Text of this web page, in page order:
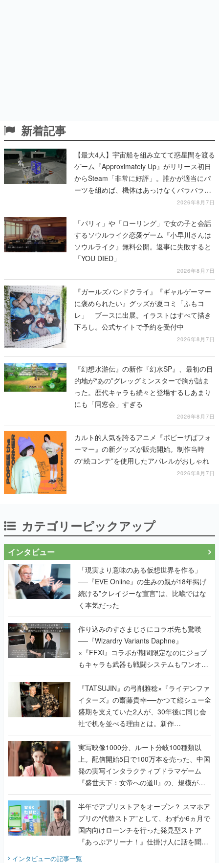
新着記事
【最大4人】宇宙船を組み立てて惑星間を渡る
ゲーム『Approximately Up』がリリース初日
からSteam「非常に好評」。誰かが適当にパ
ーツを組めば、機体はあっけなくバラバラに
2026年8月7日
「パリィ」や「ローリング」で女の子と会話
するソウルライク恋愛ゲーム『小早川さんは
ソウルライク』無料公開。返事に失敗すると
「YOU DIED」
2026年8月7日
『ガールズバンドクライ』『ギャルゲーマー
に褒められたい』グッズが夏コミ「ふもコ
レ」 ブースに出展。イラストはすべて描き
下ろし。公式サイトで予約を受付中
2026年8月7日
『幻想水滸伝』の新作『幻水SP』、最初の目
的地が“あの”グレッグミンスターで胸が詰ま
った。歴代キャラも続々と登場するしあまり
にも「同窓会」すぎる
2026年8月7日
カルト的人気を誇るアニメ『ポピーザぱフォ
ーマー』の新グッズが販売開始。制作当時
の“絵コンテ”を使用したアパレルがおしゃれ
2026年8月7日
カテゴリーピックアップ
インタビュー
「現実より意味のある仮想世界を作る」
──『EVE Online』の生みの親が18年掲げ
続ける”クレイジーな宣言”は、比喩ではな
く本気だった
作り込みのすさまじさにコラボ先も驚嘆
──『Wizardry Variants Daphne』
×『FFXI』コラボが期間限定なのにジョブ
もキャラも武器も戦闘システムもワンオフ
で作り込まれた理由を両ディレクターに聞
く
『TATSUJIN』の弓削雅稔×『ライデンファ
イターズ』の齋藤貴幸──かつて縦シュー全
盛期を支えていた2人が、30年後に同じ会
社で机を並べる理由とは。新作
『TATSUJIN EXTREME』で初タッグを組
んだレジェンド2人に訊く開発秘話
実写映像1000分、ルート分岐100種類以
上。配信開始5日で100万本を売った、中国
発の実写インタラクティブドラマゲーム
『盛世天下：女帝への道II』の、規模が違
うこだわりをプロデューサーに聞いた
半年でアプリストアをオープン？ スマホア
プリの“代替ストア”として、わずか6ヵ月で
国内向けローンチを行った発見型ストア
『あっぷアリーナ！』仕掛け人に話を聞い
てみた
インタビューの記事一覧